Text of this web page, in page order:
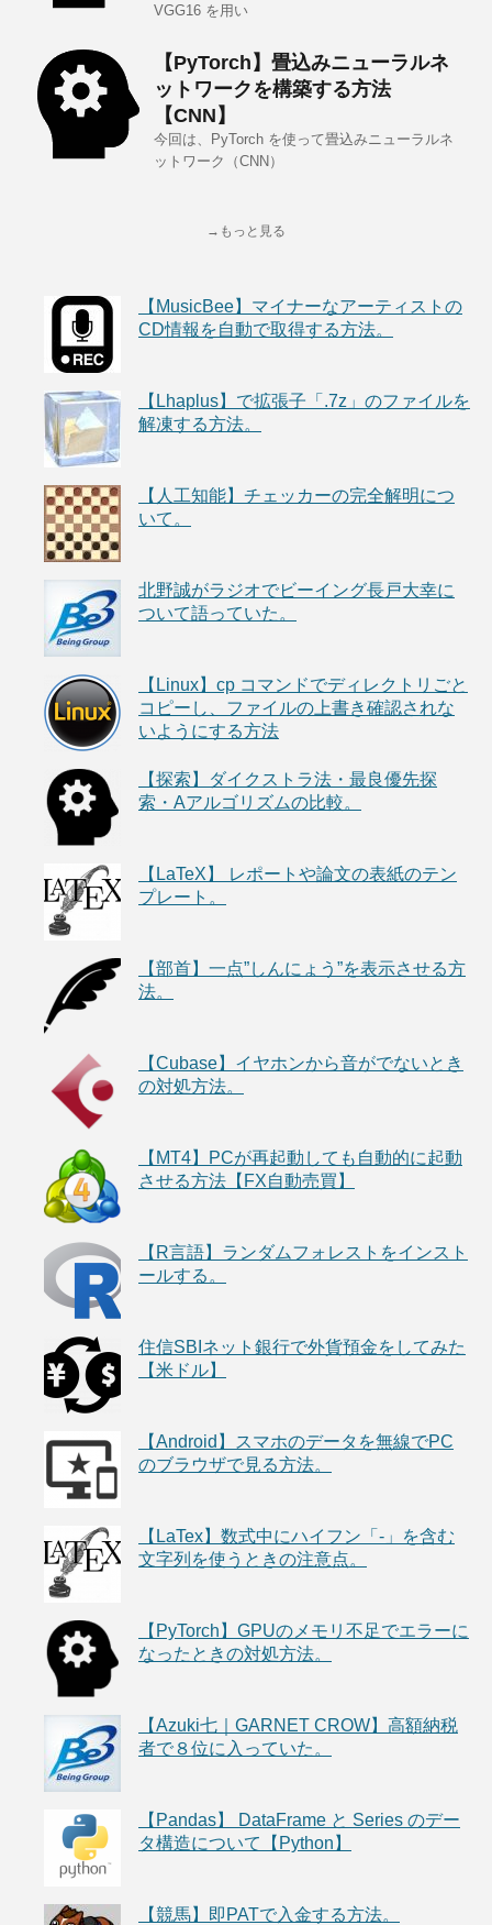
VGG16 を用い
【PyTorch】畳込みニューラルネ
ットワークを構築する方法
【CNN】
今回は、PyTorch を使って畳込みニューラルネ
ットワーク（CNN）
→もっと見る
【MusicBee】マイナーなアーティストの
CD情報を自動で取得する方法。
【Lhaplus】で拡張子「.7z」のファイルを
解凍する方法。
【人工知能】チェッカーの完全解明につ
いて。
北野誠がラジオでビーイング長戸大幸に
ついて語っていた。
【Linux】cp コマンドでディレクトリごと
コピーし、ファイルの上書き確認されな
いようにする方法
【探索】ダイクストラ法・最良優先探
索・Aアルゴリズムの比較。
【LaTeX】 レポートや論文の表紙のテン
プレート。
【部首】一点”しんにょう”を表示させる方
法。
【Cubase】イヤホンから音がでないとき
の対処方法。
【MT4】PCが再起動しても自動的に起動
させる方法【FX自動売買】
【R言語】ランダムフォレストをインスト
ールする。
住信SBIネット銀行で外貨預金をしてみた
【米ドル】
【Android】スマホのデータを無線でPC
のブラウザで見る方法。
【LaTex】数式中にハイフン「-」を含む
文字列を使うときの注意点。
【PyTorch】GPUのメモリ不足でエラーに
なったときの対処方法。
【Azuki七｜GARNET CROW】高額納税
者で８位に入っていた。
【Pandas】 DataFrame と Series のデー
タ構造について【Python】
【競馬】即PATで入金する方法。